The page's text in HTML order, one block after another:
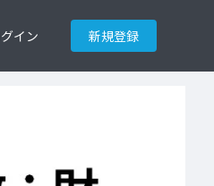
イン 新規登録